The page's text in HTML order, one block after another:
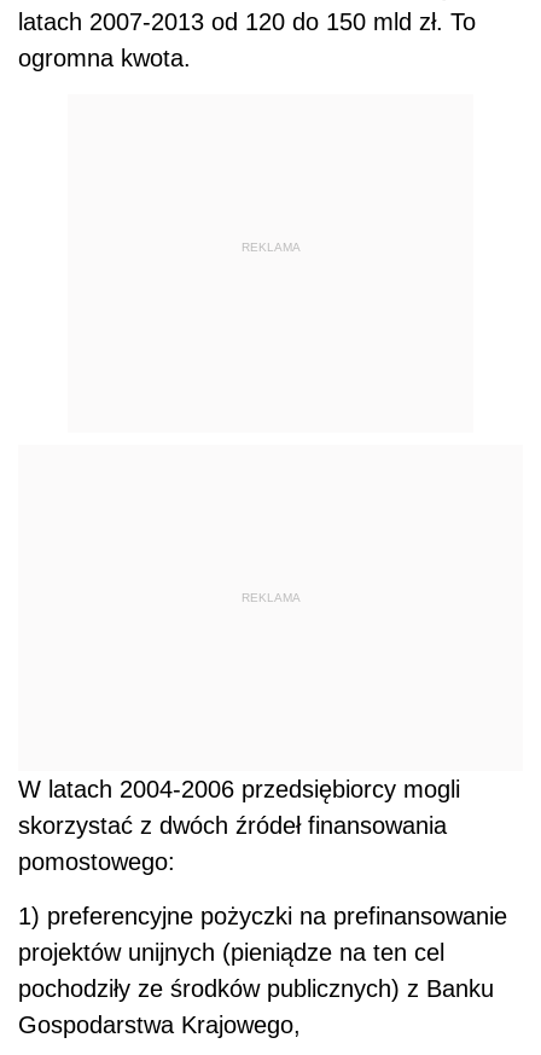
latach 2007-2013 od 120 do 150 mld zł. To
ogromna kwota.
REKLAMA
REKLAMA
W latach 2004-2006 przedsiębiorcy mogli
skorzystać z dwóch źródeł finansowania
pomostowego:
1) preferencyjne pożyczki na prefinansowanie
projektów unijnych (pieniądze na ten cel
pochodziły ze środków publicznych) z Banku
Gospodarstwa Krajowego,